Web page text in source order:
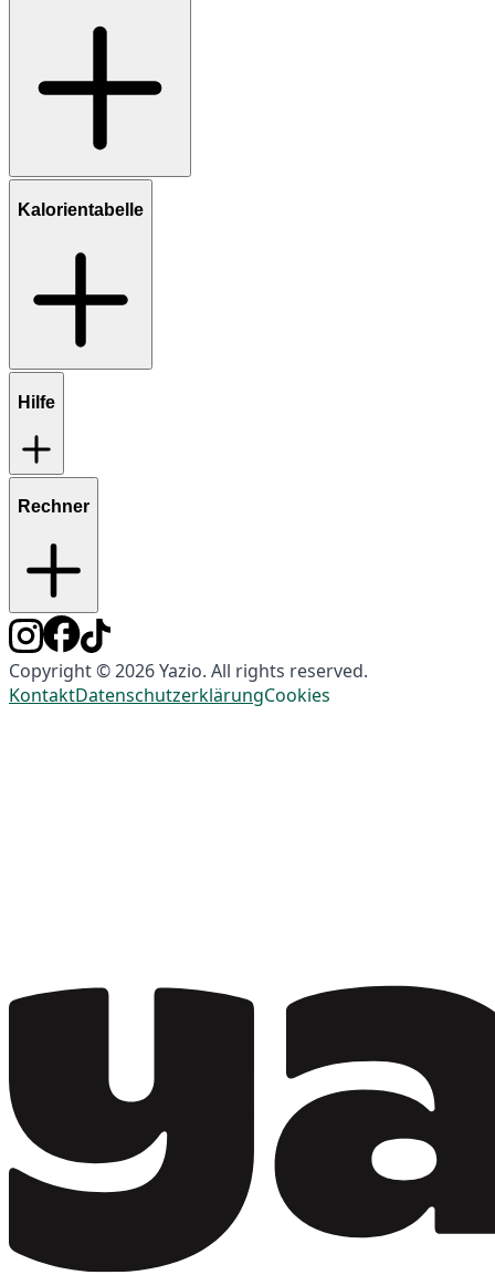
Kalorientabelle
Hilfe
Rechner
Copyright © 2026 Yazio. All rights reserved.
KontaktDatenschutzerklärungCookies